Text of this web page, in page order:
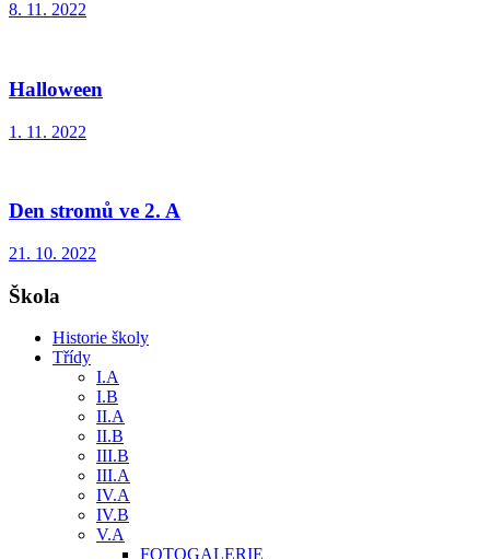
8. 11. 2022
Halloween
1. 11. 2022
Den stromů ve 2. A
21. 10. 2022
Škola
Historie školy
Třídy
I.A
I.B
II.A
II.B
III.B
III.A
IV.A
IV.B
V.A
FOTOGALERIE